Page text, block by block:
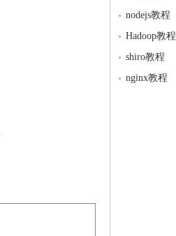
nodejs教程
Hadoop教程
shiro教程
nginx教程